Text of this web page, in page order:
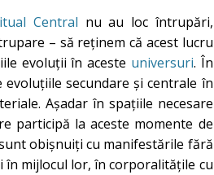
Central nu au loc întrupări,
– să reținem că acest lucru
evoluții în aceste universuri. În
secundare și centrale în
Așadar în spațiile necesare
participă la aceste momente de
obișnuiți cu manifestările fără
mijlocul lor, în corporalitățile cu